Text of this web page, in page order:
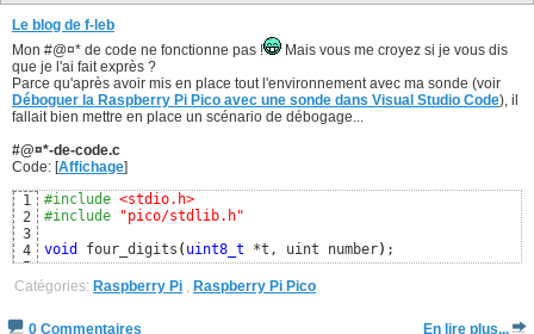
Le blog de f-leb
Mon #@¤* de code ne fonctionne pas !
Mais vous me croyez si je vous dis
que je l'ai fait exprès ?
Parce qu'après avoir mis en place tout l'environnement avec ma sonde (voir
Déboguer la Raspberry Pi Pico avec une sonde dans Visual Studio Code), il
fallait bien mettre en place un scénario de débogage...
#@¤*-de-code.c
Code: [Affichage]
1
2
3
4
5
6
#include <stdio.h>
#include "pico/stdlib.h"
void
four_digits ( uint8_t *t, uint number) ;
int main()
Catégories: Raspberry Pi Raspberry Pi Pico
0 Commentaires En lire plus...